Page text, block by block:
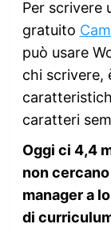
Per scrivere
gratuito
può usare
chi scrivere,
caratteri
Oggi ci 4,4
non
manager a
di